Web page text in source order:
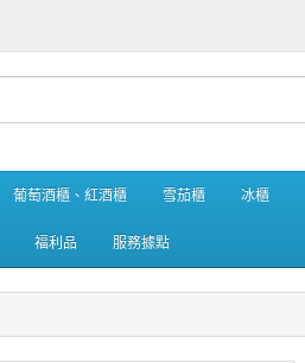
葡萄酒櫃、紅酒櫃 雪茄櫃 冰櫃
福利品 服務據點